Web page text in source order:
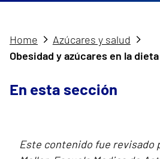
Home
Azúcares y salud
Obesidad y azúcares en la dieta
En esta sección
Este contenido fue revisado